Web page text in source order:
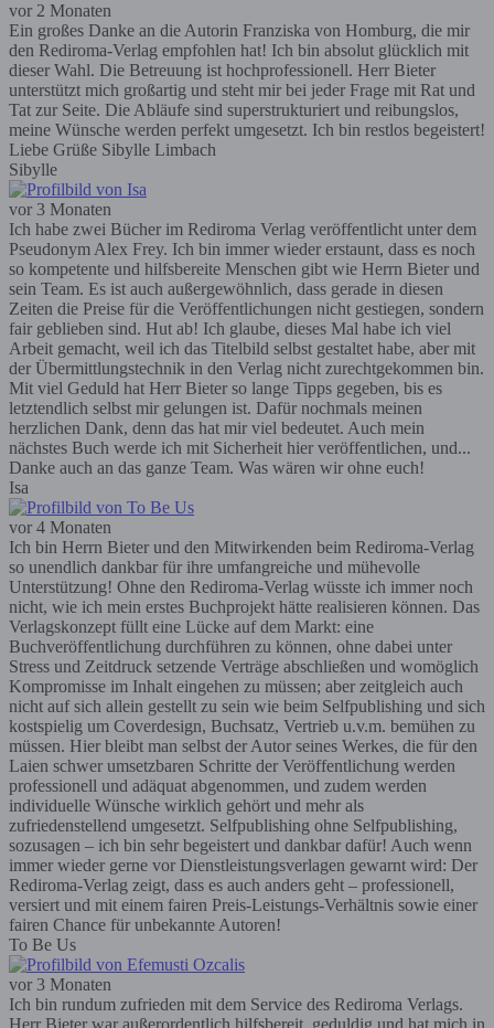
vor 2 Monaten
Ein großes Danke an die Autorin Franziska von Homburg, die mir
den Rediroma-Verlag empfohlen hat! Ich bin absolut glücklich mit
dieser Wahl. Die Betreuung ist hochprofessionell. Herr Bieter
unterstützt mich großartig und steht mir bei jeder Frage mit Rat und
Tat zur Seite. Die Abläufe sind superstrukturiert und reibungslos,
meine Wünsche werden perfekt umgesetzt. Ich bin restlos begeistert!
Liebe Grüße Sibylle Limbach
Sibylle
vor 3 Monaten
Ich habe zwei Bücher im Rediroma Verlag veröffentlicht unter dem
Pseudonym Alex Frey. Ich bin immer wieder erstaunt, dass es noch
so kompetente und hilfsbereite Menschen gibt wie Herrn Bieter und
sein Team. Es ist auch außergewöhnlich, dass gerade in diesen
Zeiten die Preise für die Veröffentlichungen nicht gestiegen, sondern
fair geblieben sind. Hut ab! Ich glaube, dieses Mal habe ich viel
Arbeit gemacht, weil ich das Titelbild selbst gestaltet habe, aber mit
der Übermittlungstechnik in den Verlag nicht zurechtgekommen bin.
Mit viel Geduld hat Herr Bieter so lange Tipps gegeben, bis es
letztendlich selbst mir gelungen ist. Dafür nochmals meinen
herzlichen Dank, denn das hat mir viel bedeutet. Auch mein
nächstes Buch werde ich mit Sicherheit hier veröffentlichen, und...
Danke auch an das ganze Team. Was wären wir ohne euch!
Isa
vor 4 Monaten
Ich bin Herrn Bieter und den Mitwirkenden beim Rediroma-Verlag
so unendlich dankbar für ihre umfangreiche und mühevolle
Unterstützung! Ohne den Rediroma-Verlag wüsste ich immer noch
nicht, wie ich mein erstes Buchprojekt hätte realisieren können. Das
Verlagskonzept füllt eine Lücke auf dem Markt: eine
Buchveröffentlichung durchführen zu können, ohne dabei unter
Stress und Zeitdruck setzende Verträge abschließen und womöglich
Kompromisse im Inhalt eingehen zu müssen; aber zeitgleich auch
nicht auf sich allein gestellt zu sein wie beim Selfpublishing und sich
kostspielig um Coverdesign, Buchsatz, Vertrieb u.v.m. bemühen zu
müssen. Hier bleibt man selbst der Autor seines Werkes, die für den
Laien schwer umsetzbaren Schritte der Veröffentlichung werden
professionell und adäquat abgenommen, und zudem werden
individuelle Wünsche wirklich gehört und mehr als
zufriedenstellend umgesetzt. Selfpublishing ohne Selfpublishing,
sozusagen – ich bin sehr begeistert und dankbar dafür! Auch wenn
immer wieder gerne vor Dienstleistungsverlagen gewarnt wird: Der
Rediroma-Verlag zeigt, dass es auch anders geht – professionell,
versiert und mit einem fairen Preis-Leistungs-Verhältnis sowie einer
fairen Chance für unbekannte Autoren!
To Be Us
vor 3 Monaten
Ich bin rundum zufrieden mit dem Service des Rediroma Verlags.